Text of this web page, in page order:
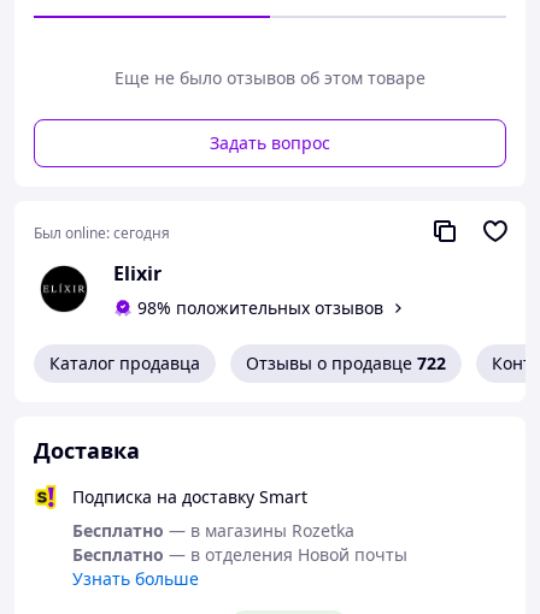
без пуш-ап
средний подъем
U-образная балетная спинка
регулируемые бретели, отстегивающиеся
сзади, можно носить как классическим
способом, так и перекрестным
Еще не было отзывов об этом товаре
Задать вопрос
Был online:сегодня
Elixir
98% положительных отзывов
Каталог продавца Отзывы о продавце 722
Доставка
Подписка на доставку Smart
Бесплатно — в магазины Rozetka
Бесплатно — в отделения Новой почты
Узнать больше